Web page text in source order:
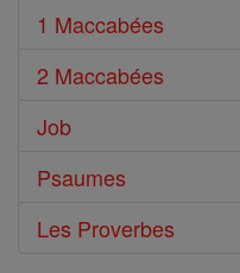
1 Maccabées
2 Maccabées
Job
Psaumes
Les Proverbes